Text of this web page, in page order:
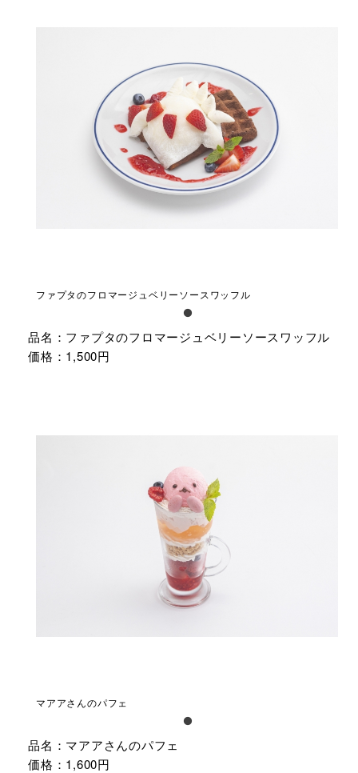
ファプタのフロマージュベリーソースワッフル
品名：ファプタのフロマージュベリーソースワッフル
価格：1,500円
マアアさんのパフェ
品名：マアアさんのパフェ
価格：1,600円